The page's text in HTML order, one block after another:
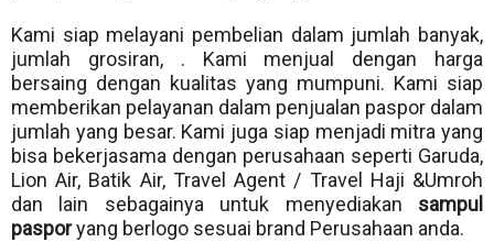
Kami siap melayani pembelian dalam jumlah banyak,
jumlah grosiran, . Kami menjual dengan harga
bersaing dengan kualitas yang mumpuni. Kami siap
memberikan pelayanan dalam penjualan paspor dalam
jumlah yang besar. Kami juga siap menjadi mitra yang
bisa bekerjasama dengan perusahaan seperti Garuda,
Lion Air, Batik Air, Travel Agent / Travel Haji &Umroh
dan lain sebagainya untuk menyediakan sampul
pasporyang berlogo sesuai brand Perusahaan anda.